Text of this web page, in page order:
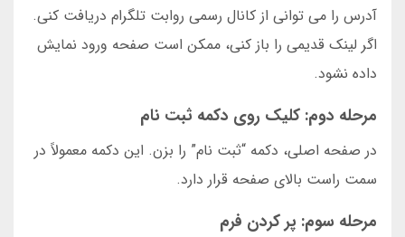
آدرس را می توانی از کانال رسمی روابت تلگرام دریافت کنی.
اگر لینک قدیمی را باز کنی، ممکن است صفحه ورود نمایش
داده نشود.
مرحله دوم: کلیک روی دکمه ثبت نام
در صفحه اصلی، دکمه “ثبت نام” را بزن. این دکمه معمولاً در
سمت راست بالای صفحه قرار دارد.
مرحله سوم: پر کردن فرم